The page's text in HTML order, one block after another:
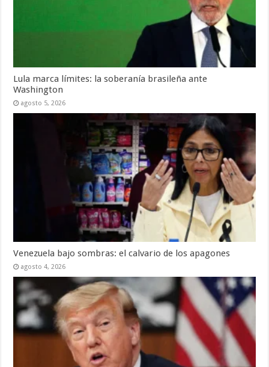
Lula marca límites: la soberanía brasileña ante
Washington
agosto 5, 2026
Venezuela bajo sombras: el calvario de los apagones
agosto 4, 2026